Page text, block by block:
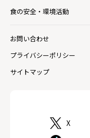
X
食の安全・環境活動
お問い合わせ
プライバシーポリシー
サイトマップ